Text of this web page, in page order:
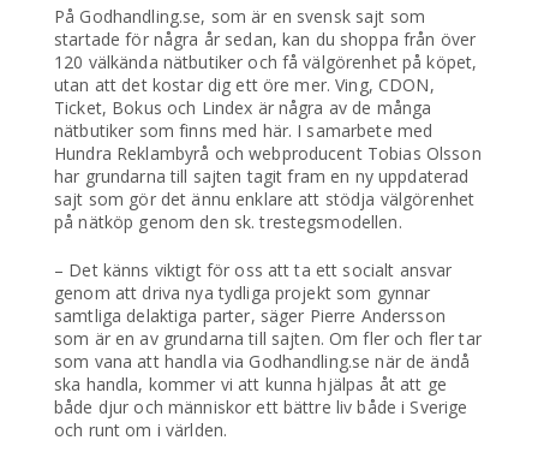
På Godhandling.se, som är en svensk sajt som
startade för några år sedan, kan du shoppa från över
120 välkända nätbutiker och få välgörenhet på köpet,
utan att det kostar dig ett öre mer. Ving, CDON,
Ticket, Bokus och Lindex är några av de många
nätbutiker som finns med här. I samarbete med
Hundra Reklambyrå och webproducent Tobias Olsson
har grundarna till sajten tagit fram en ny uppdaterad
sajt som gör det ännu enklare att stödja välgörenhet
på nätköp genom den sk. trestegsmodellen.
– Det känns viktigt för oss att ta ett socialt ansvar
genom att driva nya tydliga projekt som gynnar
samtliga delaktiga parter, säger Pierre Andersson
som är en av grundarna till sajten. Om fler och fler tar
som vana att handla via Godhandling.se när de ändå
ska handla, kommer vi att kunna hjälpas åt att ge
både djur och människor ett bättre liv både i Sverige
och runt om i världen.